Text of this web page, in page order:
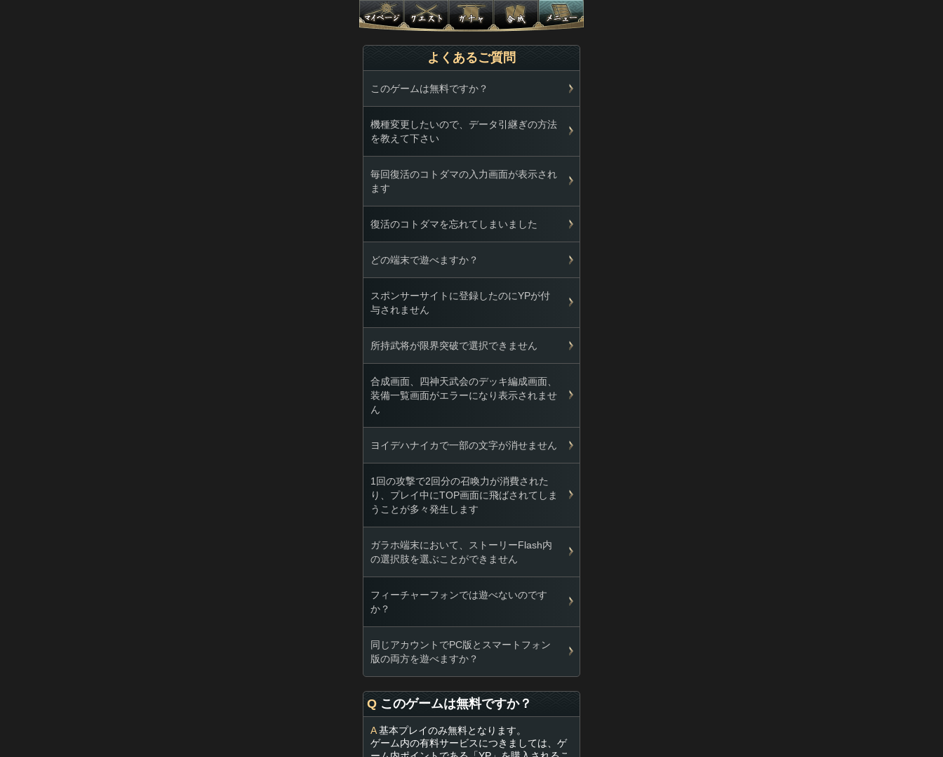
よくあるご質問
このゲームは無料ですか？
機種変更したいので、データ引継ぎの方法
を教えて下さい
毎回復活のコトダマの入力画面が表示され
ます
復活のコトダマを忘れてしまいました
どの端末で遊べますか？
スポンサーサイトに登録したのにYPが付
与されません
所持武将が限界突破で選択できません
合成画面、四神天武会のデッキ編成画面、
装備一覧画面がエラーになり表示されませ
ん
ヨイデハナイカで一部の文字が消せません
1回の攻撃で2回分の召喚力が消費された
り、プレイ中にTOP画面に飛ばされてしま
うことが多々発生します
ガラホ端末において、ストーリーFlash内
の選択肢を選ぶことができません
フィーチャーフォンでは遊べないのです
か？
同じアカウントでPC版とスマートフォン
版の両方を遊べますか？
Q このゲームは無料ですか？
A基本プレイのみ無料となります。
ゲーム内の有料サービスにつきましては、ゲ